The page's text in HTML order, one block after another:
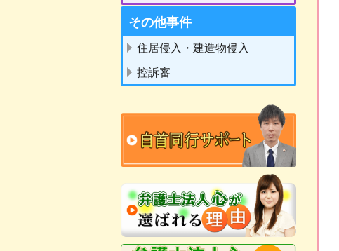
その他事件
住居侵入・建造物侵入
控訴審